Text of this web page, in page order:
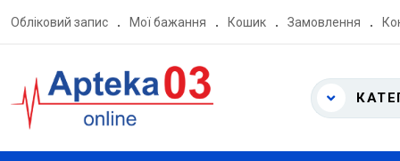
Обліковий запис Мої бажання Кошик Замовлення